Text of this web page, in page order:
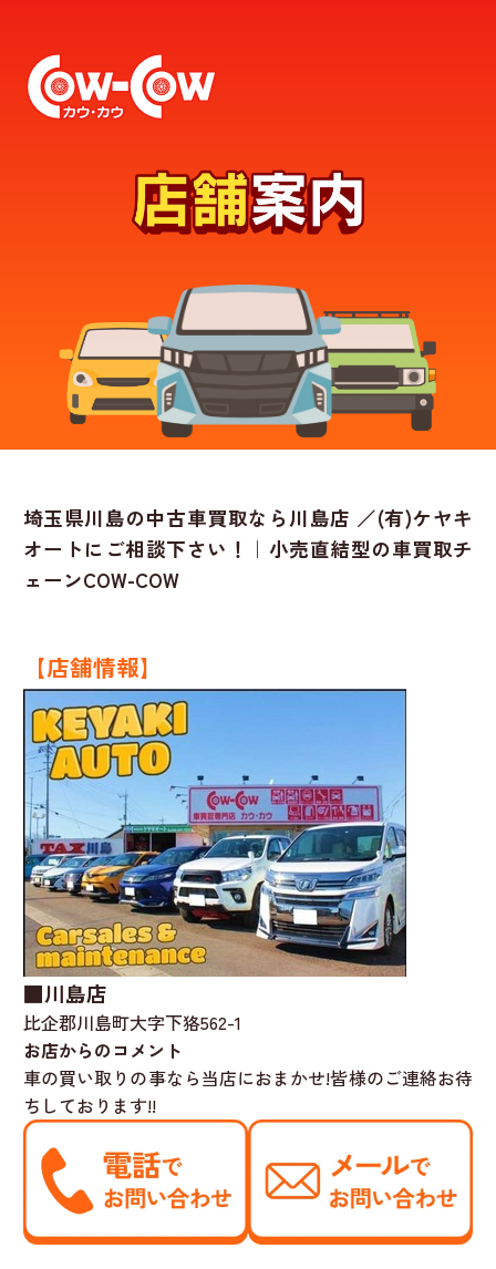
埼玉県川島の中古車買取なら川島店 ／(有)ケヤキ
オートにご相談下さい！｜小売直結型の車買取チ
ェーンCOW-COW
【店舗情報】
■川島店
比企郡川島町大字下狢562-1
お店からのコメント
車の買い取りの事なら当店におまかせ!皆様のご連絡お待
ちしております!!